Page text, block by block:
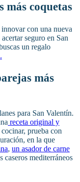
más coquetas
con una nueva
seguro en San
un regalo
más
para San Valentín.
receta original y
prueba con
en la que
, un asador de carne
caseros mediterráneos